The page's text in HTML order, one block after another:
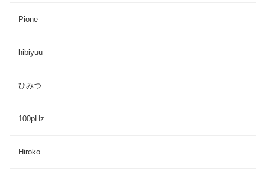
Pione
hibiyuu
ひみつ
100pHz
Hiroko